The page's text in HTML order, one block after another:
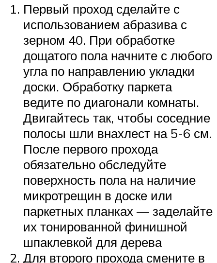
Первый проход сделайте с
использованием абразива с
зерном 40. При обработке
дощатого пола начните с любого
угла по направлению укладки
доски. Обработку паркета
ведите по диагонали комнаты.
Двигайтесь так, чтобы соседние
полосы шли внахлест на 5-6 см.
После первого прохода
обязательно обследуйте
поверхность пола на наличие
микротрещин в доске или
паркетных планках — заделайте
их тонированной финишной
шпаклевкой для дерева
Для второго прохода смените в